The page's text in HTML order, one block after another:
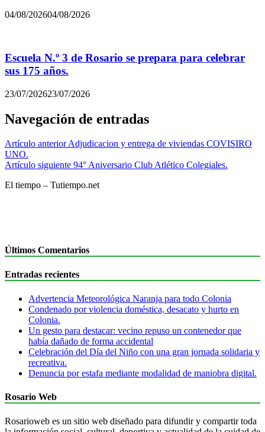
04/08/202604/08/2026
Escuela N.º 3 de Rosario se prepara para celebrar
sus 175 años.
23/07/202623/07/2026
Navegación de entradas
Artículo anteriorAdjudicacion y entrega de viviendas COVISIRO
UNO.
Artículo siguiente 94° Aniversario Club Atlético Colegiales.
El tiempo – Tutiempo.net
Últimos Comentarios
Entradas recientes
Advertencia Meteorológica Naranja para todo Colonia
Condenado por violencia doméstica, desacato y hurto en
Colonia.
Un gesto para destacar: vecino repuso un contenedor que
había dañado de forma accidental
Celebración del Día del Niño con una gran jornada solidaria y
recreativa.
Denuncia por estafa mediante modalidad de maniobra digital.
Rosario Web
Rosarioweb es un sitio web diseñado para difundir y compartir toda